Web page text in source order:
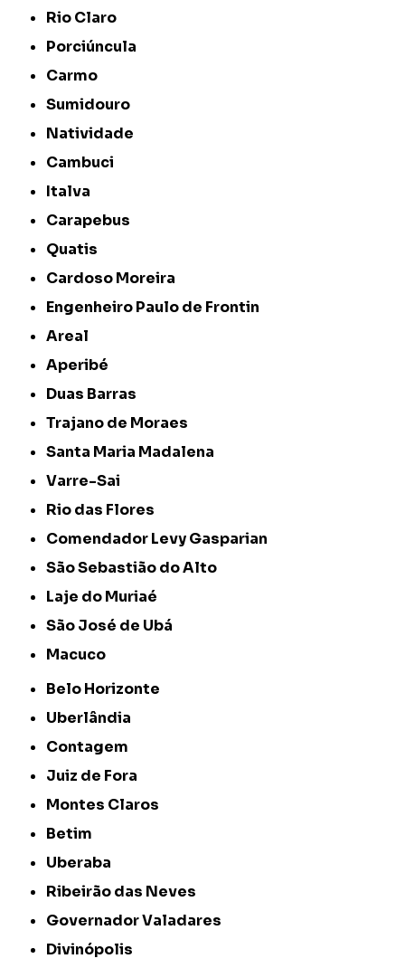
Rio Claro
Porciúncula
Carmo
Sumidouro
Natividade
Cambuci
Italva
Carapebus
Quatis
Cardoso Moreira
Engenheiro Paulo de Frontin
Areal
Aperibé
Duas Barras
Trajano de Moraes
Santa Maria Madalena
Varre-Sai
Rio das Flores
Comendador Levy Gasparian
São Sebastião do Alto
Laje do Muriaé
São José de Ubá
Macuco
Belo Horizonte
Uberlândia
Contagem
Juiz de Fora
Montes Claros
Betim
Uberaba
Ribeirão das Neves
Governador Valadares
Divinópolis